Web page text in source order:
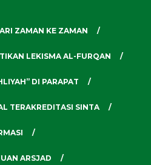
ZAMAN KE ZAMAN
LEKISMA AL-FURQAN
DI PARAPAT
TERAKREDITASI SINTA
ARSJAD